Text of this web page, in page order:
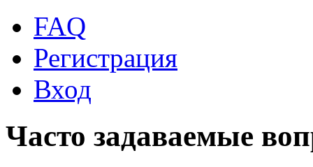
FAQ
Регистрация
Вход
Часто задаваемые